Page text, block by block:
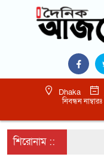
Dhaka
নিবন্ধন
শিরোনাম ::